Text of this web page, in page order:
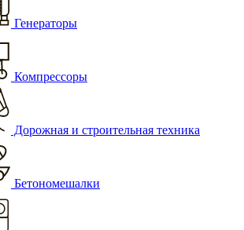
Генераторы
Компрессоры
Дорожная и строительная техника
Бетономешалки